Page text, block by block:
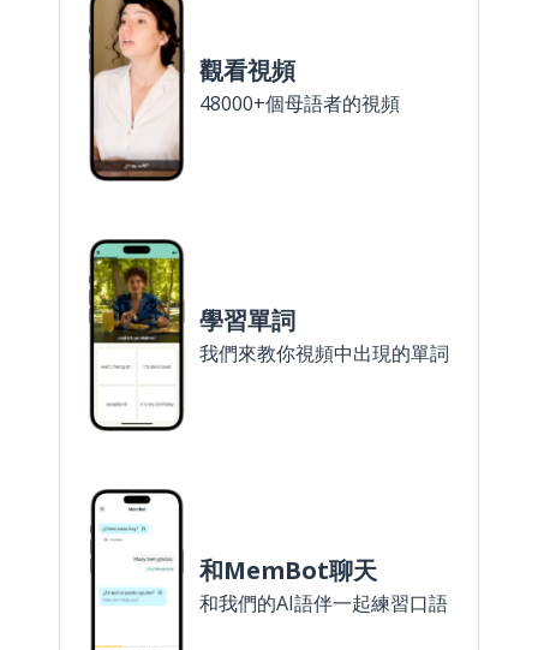
觀看視頻
48000+個母語者的視頻
學習單詞
我們來教你視頻中出現的單詞
和MemBot聊天
和我們的AI語伴一起練習口語